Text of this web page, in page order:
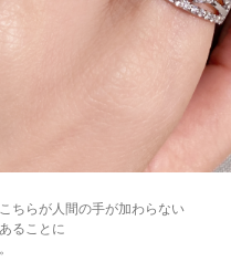
ちらが人間の手が加わらない
ることに